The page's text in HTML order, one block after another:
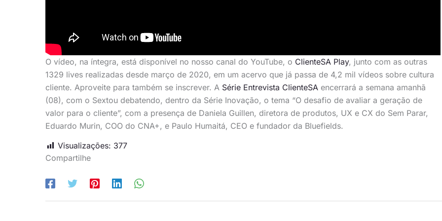
O vídeo, na íntegra, está disponível no nosso canal do YouTube, o ClienteSA Play, junto com as outras
1329 lives realizadas desde março de 2020, em um acervo que já passa de 4,2 mil vídeos sobre cultura
cliente. Aproveite para também se inscrever. A Série Entrevista ClienteSA encerrará a semana amanhã
(08), com o Sextou debatendo, dentro da Série Inovação, o tema “O desafio de avaliar a geração de
valor para o cliente”, com a presença de Daniela Guillen, diretora de produtos, UX e CX do Sem Parar,
Eduardo Murin, COO do CNA+, e Paulo Humaitá, CEO e fundador da Bluefields.
Visualizações: 377
Compartilhe